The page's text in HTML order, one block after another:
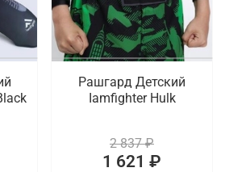
Рашгард Детский
Iamfighter Hulk
2 837 ₽
1 621 ₽